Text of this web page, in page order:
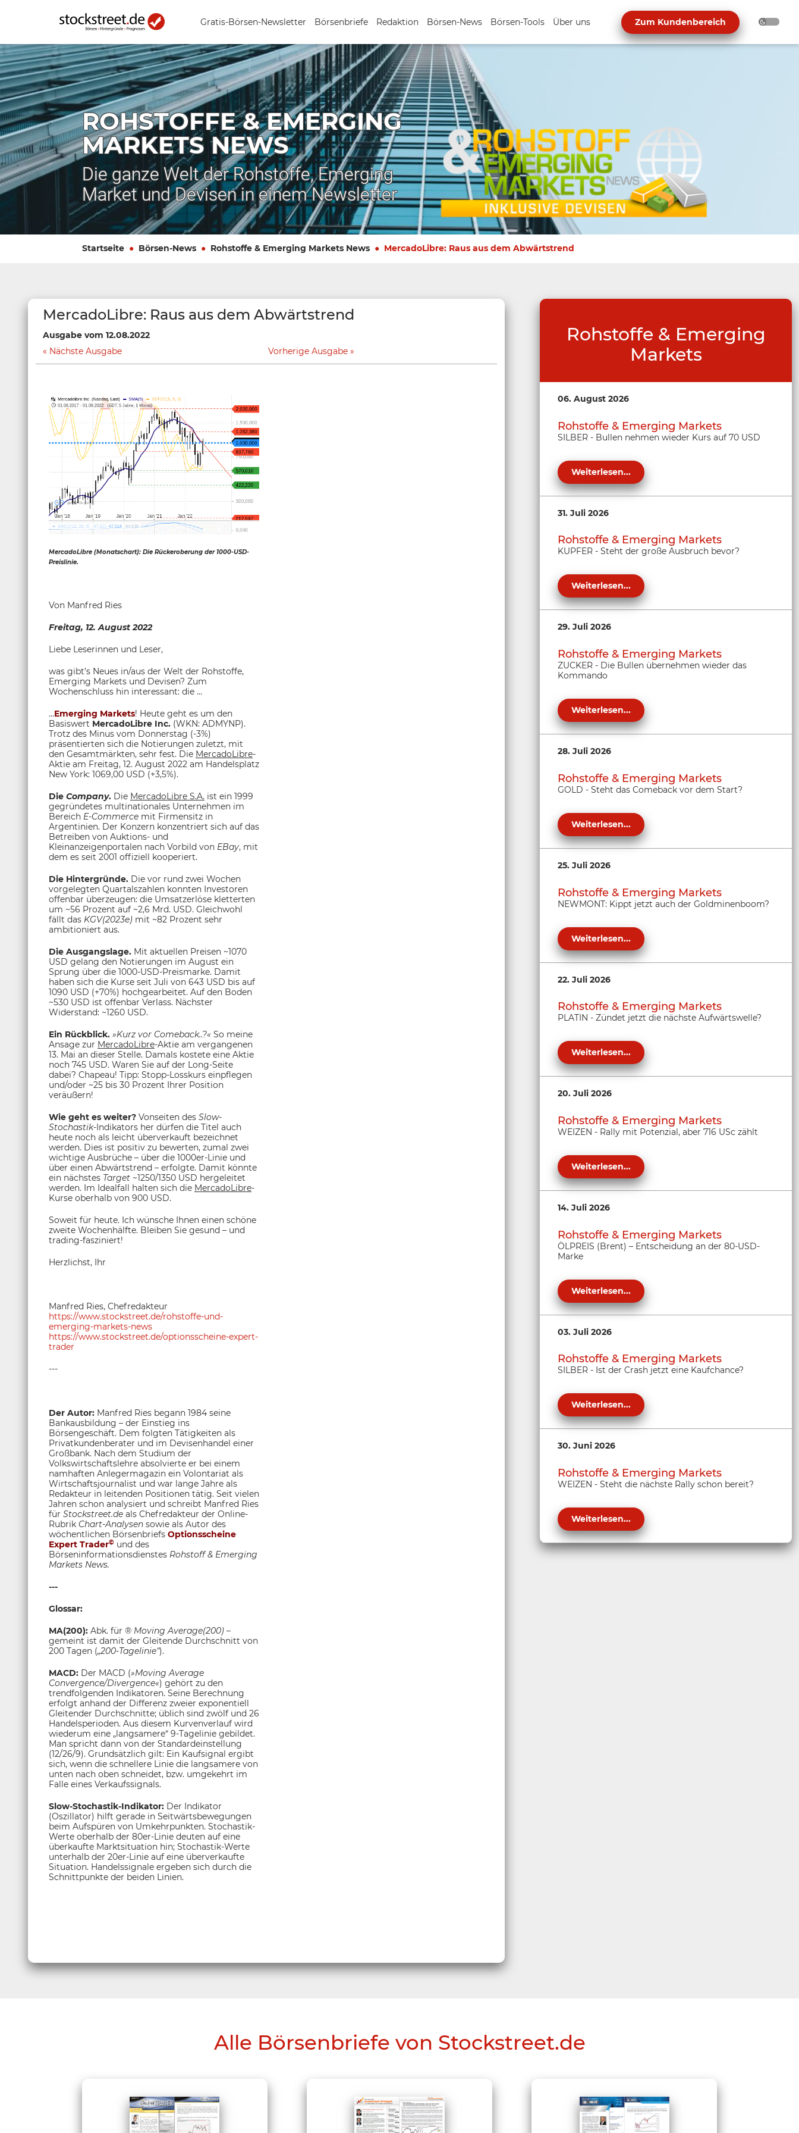
Gratis-Börsen-Newsletter Börsenbriefe Redaktion Börsen-News Börsen-Tools Über uns Zum Kundenbereich
ROHSTOFFE & EMERGING
MARKETS NEWS
Die ganze Welt der Rohstoffe, Emerging
Market und Devisen in einem Newsletter
Startseite Börsen-News Rohstoffe & Emerging Markets News MercadoLibre: Raus aus dem Abwärtstrend
MercadoLibre: Raus aus dem Abwärtstrend
Ausgabe vom 12.08.2022
Nächste Ausgabe
Vorherige Ausgabe
MercadoLibre (Monatschart): Die Rückeroberung der 1000-USD-
Preislinie.
Von Manfred Ries
Freitag, 12. August 2022
Liebe Leserinnen und Leser,
was gibt’s Neues in/aus der Welt der Rohstoffe,
Emerging Markets und Devisen? Zum
Wochenschluss hin interessant: die …
...Emerging Markets! Heute geht es um den
Basiswert MercadoLibre Inc. (WKN: ADMYNP).
Trotz des Minus vom Donnerstag (-3%)
präsentierten sich die Notierungen zuletzt, mit
den Gesamtmärkten, sehr fest. Die MercadoLibre-
Aktie am Freitag, 12. August 2022 am Handelsplatz
New York: 1069,00 USD (+3,5%).
Die Company. Die MercadoLibre S.A. ist ein 1999
gegründetes multinationales Unternehmen im
Bereich E-Commerce mit Firmensitz in
Argentinien. Der Konzern konzentriert sich auf das
Betreiben von Auktions- und
Kleinanzeigenportalen nach Vorbild von EBay, mit
dem es seit 2001 offiziell kooperiert.
Die Hintergründe. Die vor rund zwei Wochen
vorgelegten Quartalszahlen konnten Investoren
offenbar überzeugen: die Umsatzerlöse kletterten
um ~56 Prozent auf ~2,6 Mrd. USD. Gleichwohl
fällt das KGV(2023e) mit ~82 Prozent sehr
ambitioniert aus.
Die Ausgangslage. Mit aktuellen Preisen ~1070
USD gelang den Notierungen im August ein
Sprung über die 1000-USD-Preismarke. Damit
haben sich die Kurse seit Juli von 643 USD bis auf
1090 USD (+70%) hochgearbeitet. Auf den Boden
~530 USD ist offenbar Verlass. Nächster
Widerstand: ~1260 USD.
Ein Rückblick. »Kurz vor Comeback..?« So meine
Ansage zur MercadoLibre-Aktie am vergangenen
13. Mai an dieser Stelle. Damals kostete eine Aktie
noch 745 USD. Waren Sie auf der Long-Seite
dabei? Chapeau! Tipp: Stopp-Losskurs einpflegen
und/oder ~25 bis 30 Prozent Ihrer Position
veräußern!
Wie geht es weiter? Vonseiten des Slow-
Stochastik-Indikators her dürfen die Titel auch
heute noch als leicht überverkauft bezeichnet
werden. Dies ist positiv zu bewerten, zumal zwei
wichtige Ausbrüche – über die 1000er-Linie und
über einen Abwärtstrend – erfolgte. Damit könnte
ein nächstes Target ~1250/1350 USD hergeleitet
werden. Im Idealfall halten sich die MercadoLibre-
Kurse oberhalb von 900 USD.
Soweit für heute. Ich wünsche Ihnen einen schöne
zweite Wochenhälfte. Bleiben Sie gesund – und
trading-fasziniert!
Herzlichst, Ihr
Manfred Ries, Chefredakteur
https://www.stockstreet.de/rohstoffe-und-
emerging-markets-news
https://www.stockstreet.de/optionsscheine-expert-
trader
---
Der Autor: Manfred Ries begann 1984 seine
Bankausbildung – der Einstieg ins
Börsengeschäft. Dem folgten Tätigkeiten als
Privatkundenberater und im Devisenhandel einer
Großbank. Nach dem Studium der
Volkswirtschaftslehre absolvierte er bei einem
namhaften Anlegermagazin ein Volontariat als
Wirtschaftsjournalist und war lange Jahre als
Redakteur in leitenden Positionen tätig. Seit vielen
Jahren schon analysiert und schreibt Manfred Ries
für Stockstreet.de als Chefredakteur der Online-
Rubrik Chart-Analysen sowie als Autor des
wöchentlichen Börsenbriefs Optionsscheine
Expert Trader© und des
Börseninformationsdienstes Rohstoff & Emerging
Markets News.
---
Glossar:
MA(200): Abk. für ® Moving Average(200) –
gemeint ist damit der Gleitende Durchschnitt von
200 Tagen („200-Tagelinie“).
MACD: Der MACD (»Moving Average
Convergence/Divergence«) gehört zu den
trendfolgenden Indikatoren. Seine Berechnung
erfolgt anhand der Differenz zweier exponentiell
Gleitender Durchschnitte; üblich sind zwölf und 26
Handelsperioden. Aus diesem Kurvenverlauf wird
wiederum eine „langsamere“ 9-Tagelinie gebildet.
Man spricht dann von der Standardeinstellung
(12/26/9). Grundsätzlich gilt: Ein Kaufsignal ergibt
sich, wenn die schnellere Linie die langsamere von
unten nach oben schneidet, bzw. umgekehrt im
Falle eines Verkaufssignals.
Slow-Stochastik-Indikator: Der Indikator
(Oszillator) hilft gerade in Seitwärtsbewegungen
beim Aufspüren von Umkehrpunkten. Stochastik-
Werte oberhalb der 80er-Linie deuten auf eine
überkaufte Marktsituation hin; Stochastik-Werte
unterhalb der 20er-Linie auf eine überverkaufte
Situation. Handelssignale ergeben sich durch die
Schnittpunkte der beiden Linien.
Rohstoffe & Emerging
Markets
06. August 2026
Rohstoffe & Emerging Markets
SILBER - Bullen nehmen wieder Kurs auf 70 USD
Weiterlesen...
31. Juli 2026
Rohstoffe & Emerging Markets
KUPFER - Steht der große Ausbruch bevor?
Weiterlesen...
29. Juli 2026
Rohstoffe & Emerging Markets
ZUCKER - Die Bullen übernehmen wieder das
Kommando
Weiterlesen...
28. Juli 2026
Rohstoffe & Emerging Markets
GOLD - Steht das Comeback vor dem Start?
Weiterlesen...
25. Juli 2026
Rohstoffe & Emerging Markets
NEWMONT: Kippt jetzt auch der Goldminenboom?
Weiterlesen...
22. Juli 2026
Rohstoffe & Emerging Markets
PLATIN - Zündet jetzt die nächste Aufwärtswelle?
Weiterlesen...
20. Juli 2026
Rohstoffe & Emerging Markets
WEIZEN - Rally mit Potenzial, aber 716 USc zählt
Weiterlesen...
14. Juli 2026
Rohstoffe & Emerging Markets
ÖLPREIS (Brent) – Entscheidung an der 80-USD-
Marke
Weiterlesen...
03. Juli 2026
Rohstoffe & Emerging Markets
SILBER - Ist der Crash jetzt eine Kaufchance?
Weiterlesen...
30. Juni 2026
Rohstoffe & Emerging Markets
WEIZEN - Steht die nächste Rally schon bereit?
Weiterlesen...
Alle Börsenbriefe von Stockstreet.de